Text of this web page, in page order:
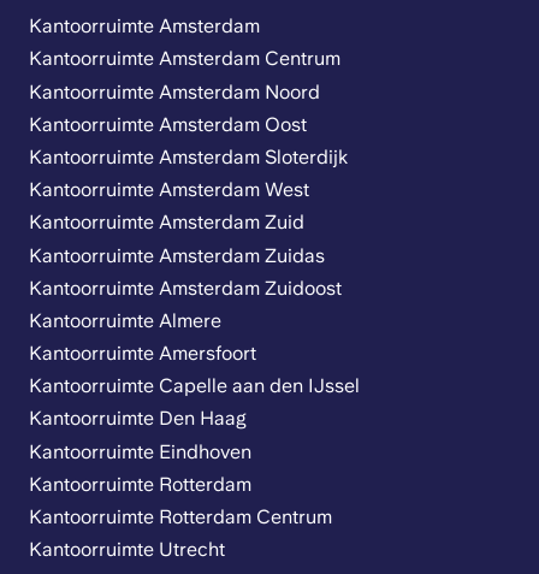
Kantoorruimte Amsterdam
Kantoorruimte Amsterdam Centrum
Kantoorruimte Amsterdam Noord
Kantoorruimte Amsterdam Oost
Kantoorruimte Amsterdam Sloterdijk
Kantoorruimte Amsterdam West
Kantoorruimte Amsterdam Zuid
Kantoorruimte Amsterdam Zuidas
Kantoorruimte Amsterdam Zuidoost
Kantoorruimte Almere
Kantoorruimte Amersfoort
Kantoorruimte Capelle aan den IJssel
Kantoorruimte Den Haag
Kantoorruimte Eindhoven
Kantoorruimte Rotterdam
Kantoorruimte Rotterdam Centrum
Kantoorruimte Utrecht